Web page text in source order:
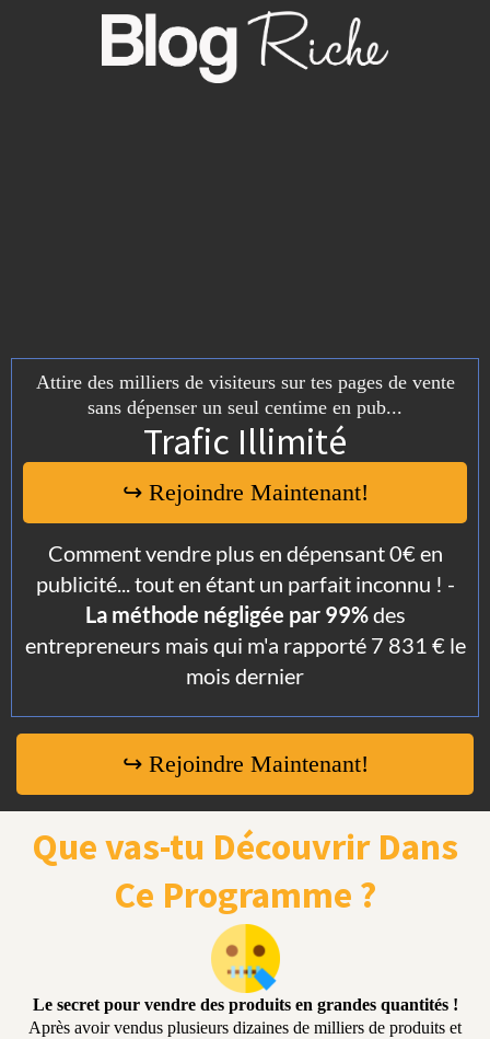
Attire des milliers de visiteurs sur tes pages de vente
sans dépenser un seul centime en pub...
Trafic Illimité
↪ Rejoindre Maintenant!
Comment vendre plus en dépensant 0€ en
publicité... tout en étant un parfait inconnu ! -
La méthode négligée par 99%des
entrepreneurs mais qui m'a rapporté 7 831 € le
mois dernier
↪ Rejoindre Maintenant!
Que vas-tu Découvrir Dans
Ce Programme ?
Le secret pour vendre des produits en grandes quantités !
Après avoir vendus plusieurs dizaines de milliers de produits et